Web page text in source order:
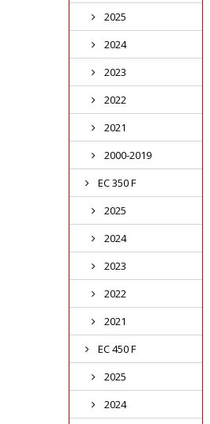
2025
2024
2023
2022
2021
2000-2019
EC 350 F
2025
2024
2023
2022
2021
EC 450 F
2025
2024